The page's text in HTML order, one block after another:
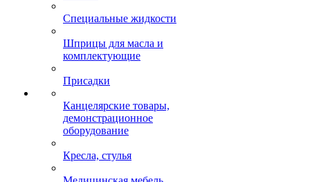
Специальные жидкости
Шприцы для масла и
комплектующие
Присадки
Канцелярские товары,
демонстрационное
оборудование
Кресла, стулья